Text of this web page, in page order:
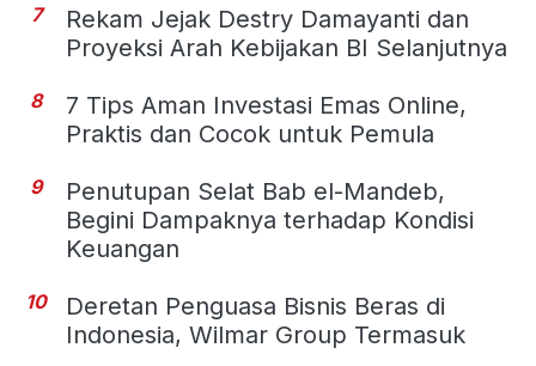
7
Rekam Jejak Destry Damayanti dan
Proyeksi Arah Kebijakan BI Selanjutnya
8
7 Tips Aman Investasi Emas Online,
Praktis dan Cocok untuk Pemula
9
Penutupan Selat Bab el-Mandeb,
Begini Dampaknya terhadap Kondisi
Keuangan
10
Deretan Penguasa Bisnis Beras di
Indonesia, Wilmar Group Termasuk